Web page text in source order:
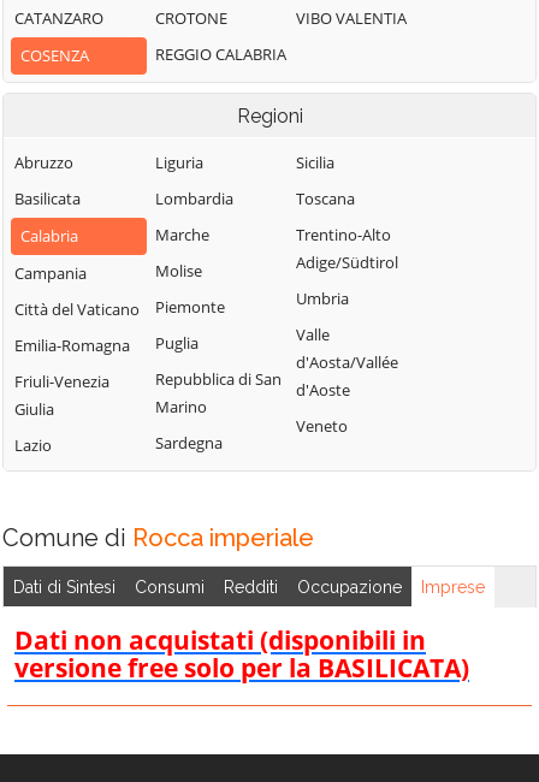
Aprigliano
Belmonte
Calabro
Bianchi
Bisignano
Bocchigliero
Bonifati
Buonvicino
Calopezzati
Cariati
Carolei
Carpanzano
Casali del Manco
Cassano all'Ionio
Piemontese
Lago
Laino Castello
Lappano
Lattarico
Longobardi
Longobucco
Lungro
Luzzi
Mandatoriccio
Mangone
Marano
Marchesato
Marano
Ullano
San Cosmo
Albanese
San Demetrio
Corone
San Donato di
San Fili
San Giorgio
San Giovanni in
Fiore
San Lorenzo
San Lucido
San Marco
Argentano
San Martino di
Finita
San Nicola Arcella
CATANZARO
COSENZA
CROTONE
REGGIO CALABRIA
VIBO VALENTIA
Regioni
Abruzzo
Basilicata
Calabria
Campania
Città del Vaticano
Emilia-Romagna
Friuli-Venezia
Giulia
Lazio
Liguria
Lombardia
Marche
Molise
Piemonte
Puglia
Repubblica di San
Marino
Sardegna
Sicilia
Toscana
Trentino-Alto
Adige/Südtirol
Umbria
Valle
d'Aosta/Vallée
d'Aoste
Veneto
Comune di Rocca imperiale
Dati di Sintesi Consumi Redditi Occupazione Imprese
Dati non acquistati (disponibili in
versione free solo per la BASILICATA)